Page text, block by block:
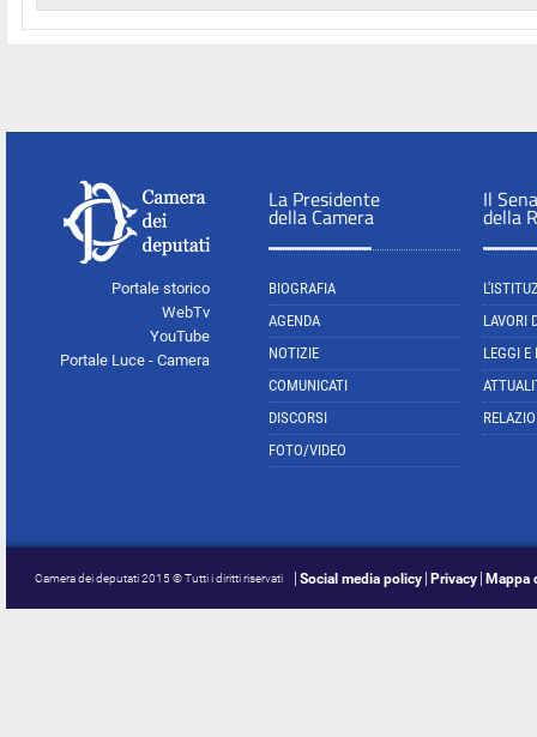
Portale storico
WebTv
YouTube
Portale Luce - Camera
La Presidente
della Camera
BIOGRAFIA
AGENDA
NOTIZIE
COMUNICATI
DISCORSI
FOTO/VIDEO
Il
della
LAVORI
LEGGI E
Camera dei deputati 2015 © Tutti i diritti riservati Social media policy Privacy Mappa